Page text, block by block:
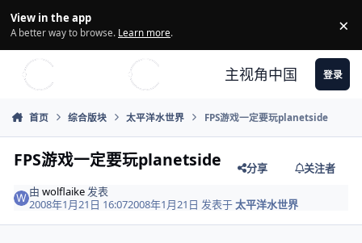
View in the app
A better way to browse. Learn more. ×
主视角中国 登录
首页 综合版块 太平洋水世界 FPS游戏一定要玩planetside
FPS游戏一定要玩planetside 分享
关注者
由wolflaike 发表
2008年1月21日 16:072008年1月21日 发表于太平洋水世界